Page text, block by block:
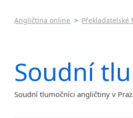
Olomouc
Jihlava
malá města podle
Benátky nad Jizerou
Angličtina online > Překladatelské
Soudní
Soudní tlumočníci angličtiny v